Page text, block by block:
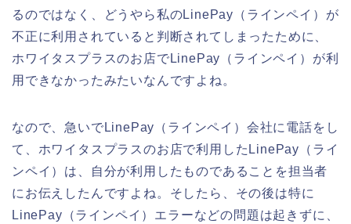
るのではなく、どうやら私のLinePay（ラインペイ）が
不正に利用されていると判断されてしまったために、
ホワイタスプラスのお店でLinePay（ラインペイ）が利
用できなかったみたいなんですよね。
なので、急いでLinePay（ラインペイ）会社に電話をし
て、ホワイタスプラスのお店で利用したLinePay（ライ
ンペイ）は、自分が利用したものであることを担当者
にお伝えしたんですよね。そしたら、その後は特に
LinePay（ラインペイ）エラーなどの問題は起きずに、